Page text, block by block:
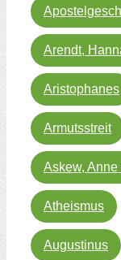
Arendt,
Aristophanes
Armutsstreit
Askew,
Atheismus
Augustinus